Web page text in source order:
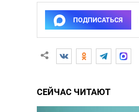
ПОДПИСАТЬСЯ
СЕЙЧАС ЧИТАЮТ